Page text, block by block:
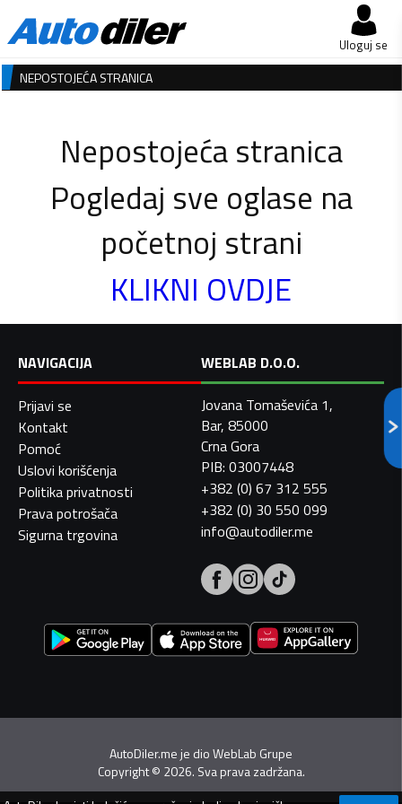
Uloguj se
NEPOSTOJEĆA STRANICA
Nepostojeća stranica
Pogledaj sve oglase na
početnoj strani
KLIKNI OVDJE
NAVIGACIJA
Prijavi se
Kontakt
Pomoć
Uslovi korišćenja
Politika privatnosti
Prava potrošača
Sigurna trgovina
WEBLAB D.O.O.
Jovana Tomaševića 1,
Bar, 85000
Crna Gora
PIB: 03007448
+382 (0) 67 312 555
+382 (0) 30 550 099
info@autodiler.me
AutoDiler.me je dioWebLab Grupe
Copyright© 2026. Sva prava zadržana.